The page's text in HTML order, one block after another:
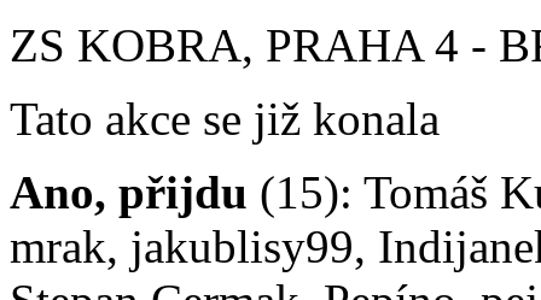
ZS KOBRA, PRAHA 4 -
Tato akce se již konala
Ano, přijdu (15): Tomáš
mrak, jakublisy99,